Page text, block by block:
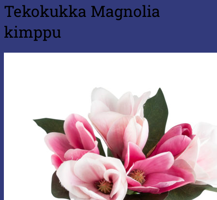
Tekokukka Magnolia
kimppu